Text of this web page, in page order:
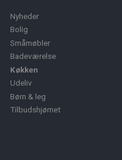
Nyheder
Bolig
Småmøbler
Badeværelse
Køkken
Udeliv
Børn & leg
Tilbudshjørnet